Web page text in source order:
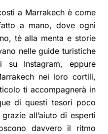
a Marrakech è come
a mano, dove ogni
tè alla menta e storie
nelle guide turistiche
su Instagram, eppure
nei loro cortili,
ti accompagnerà in
di questi tesori poco
all’aiuto di esperti
davvero il ritmo